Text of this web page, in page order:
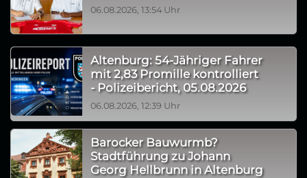
06.08.2026, 13:54 Uhr
Altenburg: 54-Jähriger Fahrer
mit 2,83 Promille kontrolliert
- Polizeibericht, 05.08.2026
06.08.2026, 12:39 Uhr
Barocker Bauwurmb?
Stadtführung zu Johann
Georg Hellbrunn in Altenburg